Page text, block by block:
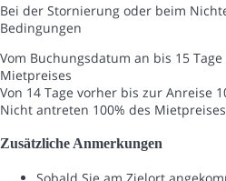
Bei der Stornierung oder beim
Bedingungen
Vom Buchungsdatum an bis 15
Mietpreises
Von 14 Tage vorher bis zur Anreise
Nicht antreten 100% des Mietpreises
Zusätzliche Anmerkungen
Sobald Sie am Zielort